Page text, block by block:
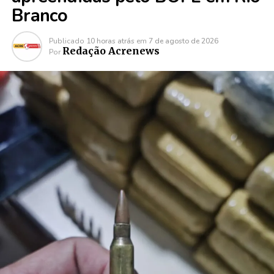
Branco
Publicado 10 horas atrás em 7 de agosto de 2026
Por Redação Acrenews